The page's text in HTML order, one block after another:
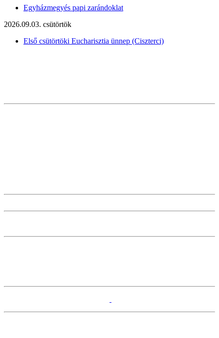
Egyházmegyés papi zarándoklat
2026.09.03. csütörtök
Első csütörtöki Eucharisztia ünnep (Ciszterci)